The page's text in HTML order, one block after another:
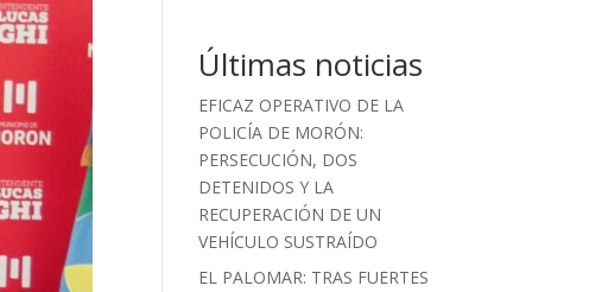
Últimas noticias
EFICAZ OPERATIVO DE LA
POLICÍA DE MORÓN:
PERSECUCIÓN, DOS
DETENIDOS Y LA
RECUPERACIÓN DE UN
VEHÍCULO SUSTRAÍDO
EL PALOMAR: TRAS FUERTES